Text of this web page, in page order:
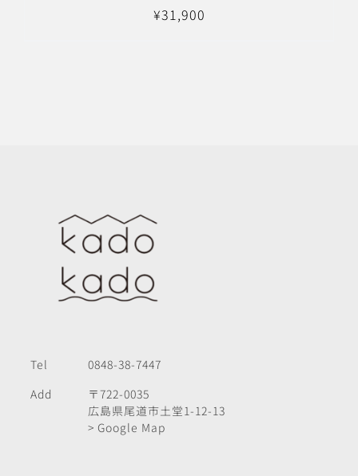
¥31,900
Tel
0848-38-7447
Add
〒722-0035
広島県尾道市土堂1-12-13
> Google Map